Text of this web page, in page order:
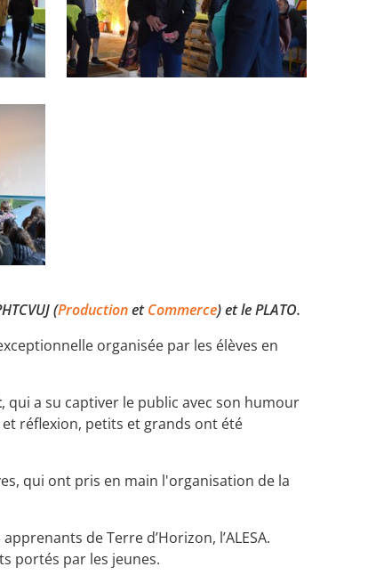
(ProductionetCommerce) et le PLATO.
organisée par les élèves en
, qui a su captiver le public avec son humour
réflexion, petits et grands ont été
qui ont pris en main l'organisation de la
de Terre d’Horizon, l’ALESA.
portés par les jeunes.